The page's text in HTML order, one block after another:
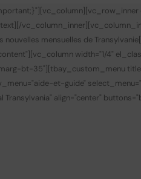
nouvelles mensuelles de Transylvanie
width="1/4"
bt-35"][tbay_custom_menu
et-guide"
align="center"